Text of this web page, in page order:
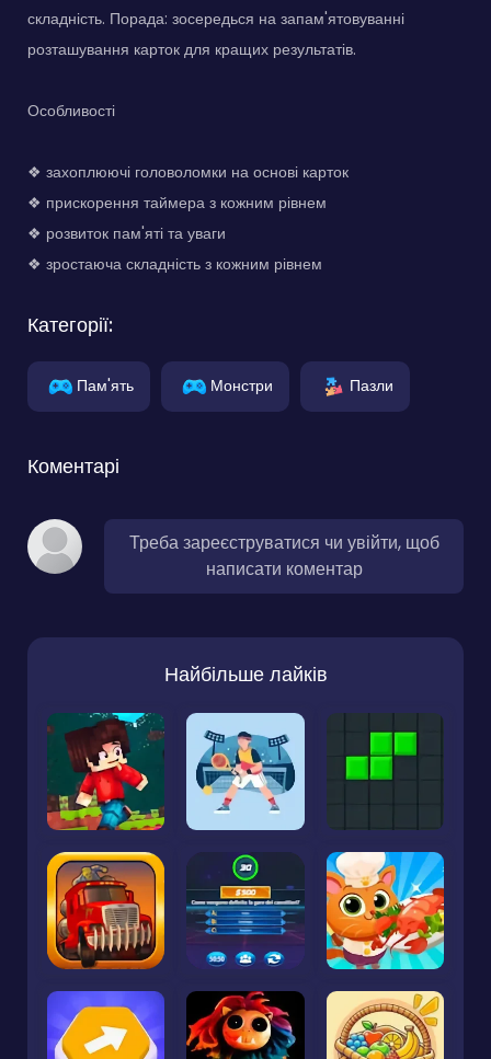
складність. Порада: зосередься на запам'ятовуванні
розташування карток для кращих результатів.
Особливості
❖ захоплюючі головоломки на основі карток
❖ прискорення таймера з кожним рівнем
❖ розвиток пам'яті та уваги
❖ зростаюча складність з кожним рівнем
Категорії:
Пам'ять Монстри Пазли
Коментарі
Треба зареєструватися чи увійти, щоб
написати коментар
Найбільше лайків